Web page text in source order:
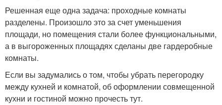
Решенная еще одна задача: проходные комнаты
разделены. Произошло это за счет уменьшения
площади, но помещения стали более функциональными,
а в выгороженных площадях сделаны две гардеробные
комнаты.
Если вы задумались о том, чтобы убрать перегородку
между кухней и комнатой, об оформлении совмещенной
кухни и гостиной можно прочесть тут.